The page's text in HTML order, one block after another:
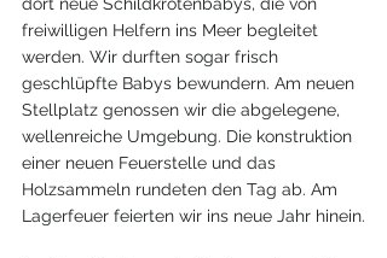
freiwilligen Helfern ins Meer begleitet
werden. Wir durften sogar frisch
geschlüpfte Babys bewundern. Am neuen
Stellplatz genossen wir die abgelegene,
wellenreiche Umgebung. Die konstruktion
einer neuen Feuerstelle und das
Holzsammeln rundeten den Tag ab. Am
Lagerfeuer feierten wir ins neue Jahr hinein.